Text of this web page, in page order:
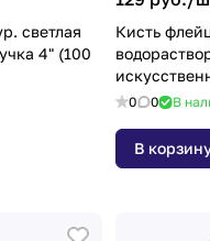
cветлая
4" (100
Кисть
рукоятка//
0 0 В
В